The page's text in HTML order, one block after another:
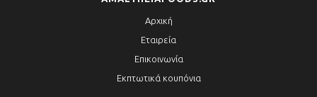
Αρχική
Εταιρεία
Επικοινωνία
Εκπτωτικά κουπόνια